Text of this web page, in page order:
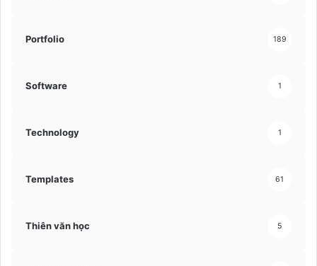
Portfolio 189
Software 1
Technology 1
Templates 61
Thiên văn học 5